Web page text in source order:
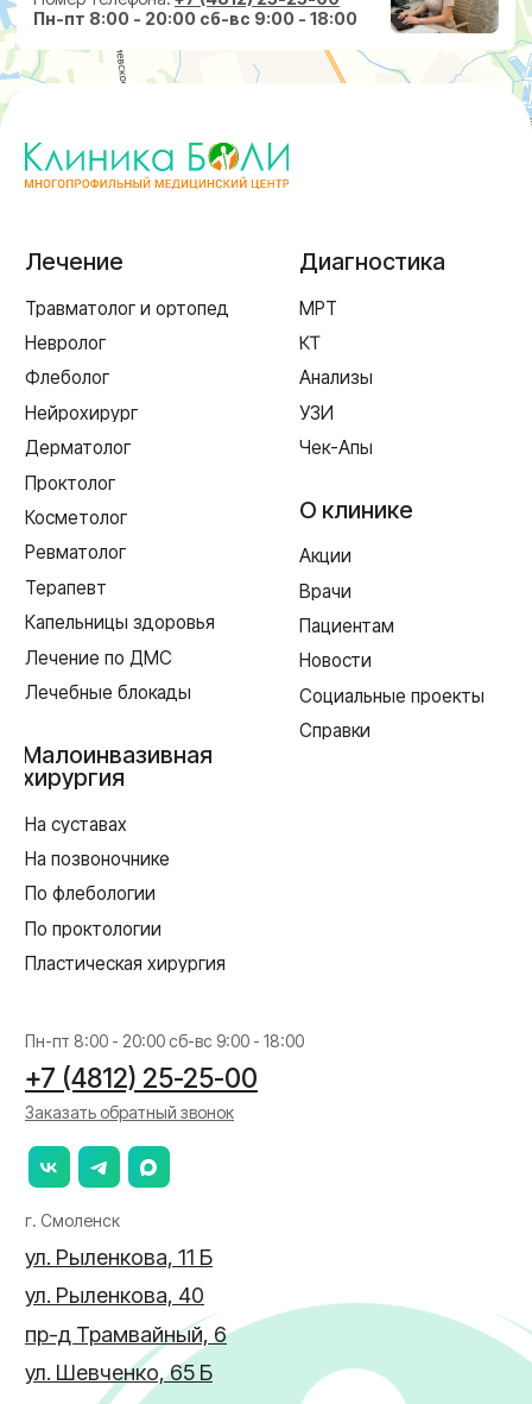
+7 (4812) 25-25-00
ул. Рыленкова, 11 Б
ул. Говорова, 85
ул. Рыленкова, 40
пр-д Трамвайный, 6
ИМЕЮТСЯ ПРОТИВОПОКАЗАНИЯ,
НЕОБХОДИМА КОНСУЛЬТАЦИЯ СПЕЦИАЛИСТА
Лицензия Л041-01128-67/00331765 от 28.05.2019 г. и Л041-
01128-67/00637993 от 17.01.2023 г. выдана Департаментом
Создание сайта
Согласие на обработку персональных данных
Реквизиты
Малоинвазивная
хирургия
На суставах
По проктологии
Пластическая хирургия
Справки